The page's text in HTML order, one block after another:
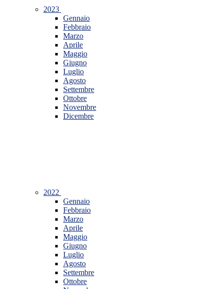
2023
Gennaio
Febbraio
Marzo
Aprile
Maggio
Giugno
Luglio
Agosto
Settembre
Ottobre
Novembre
Dicembre
2022
Gennaio
Febbraio
Marzo
Aprile
Maggio
Giugno
Luglio
Agosto
Settembre
Ottobre